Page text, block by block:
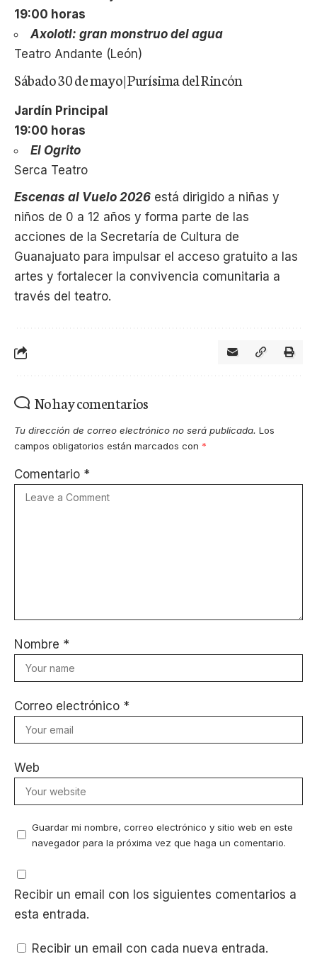
19:00 horas
Axolotl: gran monstruo del agua
Teatro Andante (León)
Sábado 30 de mayo | Purísima del Rincón
Jardín Principal
19:00 horas
El Ogrito
Serca Teatro
Escenas al Vuelo 2026 está dirigido a niñas y
niños de 0 a 12 años y forma parte de las
acciones de la Secretaría de Cultura de
Guanajuato para impulsar el acceso gratuito a las
artes y fortalecer la convivencia comunitaria a
través del teatro.
No hay comentarios
Tu dirección de correo electrónico no será publicada. Los
campos obligatorios están marcados con *
Comentario *
Nombre *
Correo electrónico *
Web
Guardar mi nombre, correo electrónico y sitio web en este
navegador para la próxima vez que haga un comentario.
Recibir un email con los siguientes comentarios a
esta entrada.
Recibir un email con cada nueva entrada.